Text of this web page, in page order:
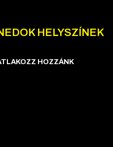
HELYSZÍNEK
HOZZÁNK